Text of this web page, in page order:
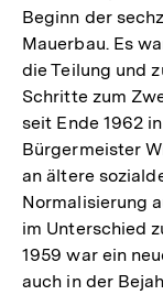
Beginn der
Mauerbau. Es
die Teilung und
Schritte zum
seit Ende 1962
Bürgermeister
an ältere
Normalisierung
im Unterschied
1959 war ein
auch in der